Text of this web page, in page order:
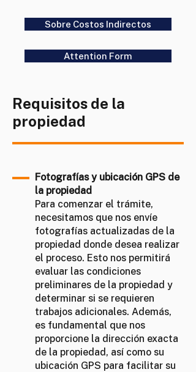
Sobre Costos Indirectos
Attention Form
Requisitos de la
propiedad
Fotografías y ubicación GPS de
la propiedad
Para comenzar el trámite,
necesitamos que nos envíe
fotografías actualizadas de la
propiedad donde desea realizar
el proceso. Esto nos permitirá
evaluar las condiciones
preliminares de la propiedad y
determinar si se requieren
trabajos adicionales. Además,
es fundamental que nos
proporcione la dirección exacta
de la propiedad, así como su
ubicación GPS para facilitar su